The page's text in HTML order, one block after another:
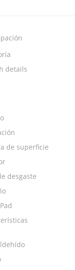
details
de superficie
desgaste